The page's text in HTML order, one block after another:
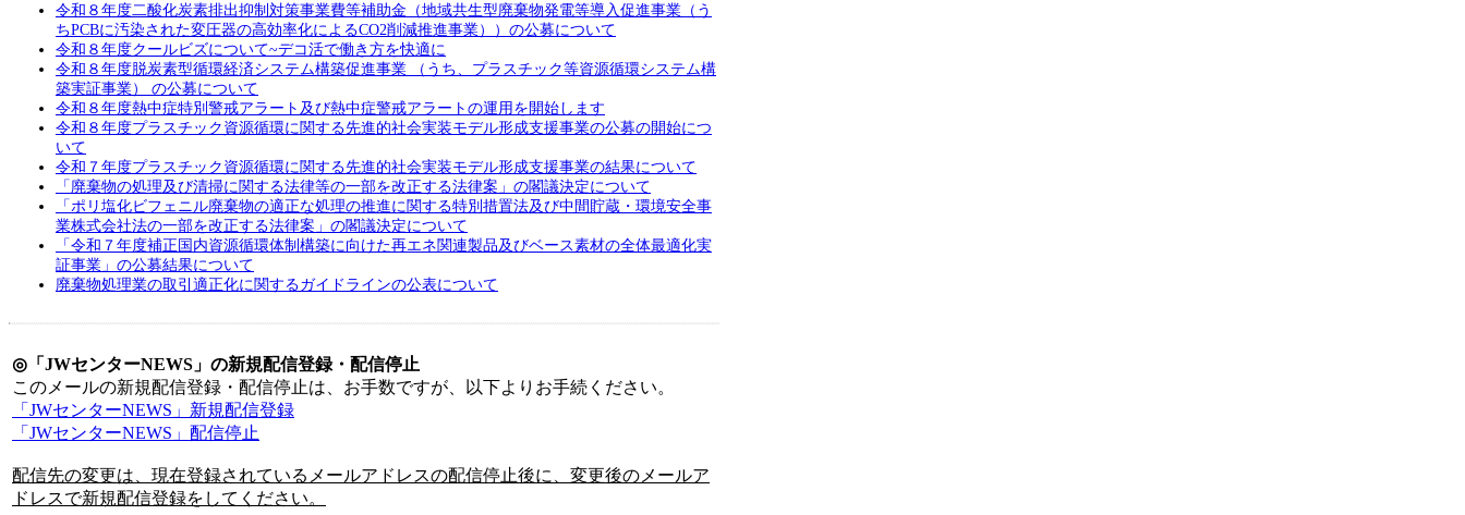
令和８年度二酸化炭素排出抑制対策事業費等補助金（地域共生型廃棄物発電等導入促進事業（う
ちPCBに汚染された変圧器の高効率化によるCO2削減推進事業））の公募について
令和８年度クールビズについて~デコ活で働き方を快適に
令和８年度脱炭素型循環経済システム構築促進事業 （うち、プラスチック等資源循環システム構
築実証事業） の公募について
令和８年度熱中症特別警戒アラート及び熱中症警戒アラートの運用を開始します
令和８年度プラスチック資源循環に関する先進的社会実装モデル形成支援事業の公募の開始につ
いて
令和７年度プラスチック資源循環に関する先進的社会実装モデル形成支援事業の結果について
「廃棄物の処理及び清掃に関する法律等の一部を改正する法律案」の閣議決定について
「ポリ塩化ビフェニル廃棄物の適正な処理の推進に関する特別措置法及び中間貯蔵・環境安全事
業株式会社法の一部を改正する法律案」の閣議決定について
「令和７年度補正国内資源循環体制構築に向けた再エネ関連製品及びベース素材の全体最適化実
証事業」の公募結果について
廃棄物処理業の取引適正化に関するガイドラインの公表について
◎「JWセンターNEWS」の新規配信登録・配信停止
このメールの新規配信登録・配信停止は、お手数ですが、以下よりお手続ください。
「JWセンターNEWS」新規配信登録
「JWセンターNEWS」配信停止
配信先の変更は、現在登録されているメールアドレスの配信停止後に、変更後のメールア
ドレスで新規配信登録をしてください。